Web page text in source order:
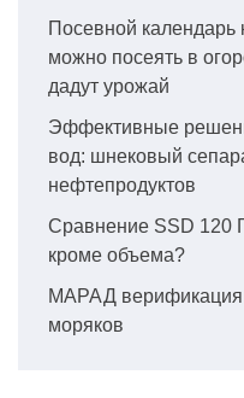
Посевной календарь
можно посеять в
дадут урожай
Эффективные
вод: шнековый
нефтепродуктов
Сравнение SSD 120
кроме объема?
МАРАД верификация
моряков